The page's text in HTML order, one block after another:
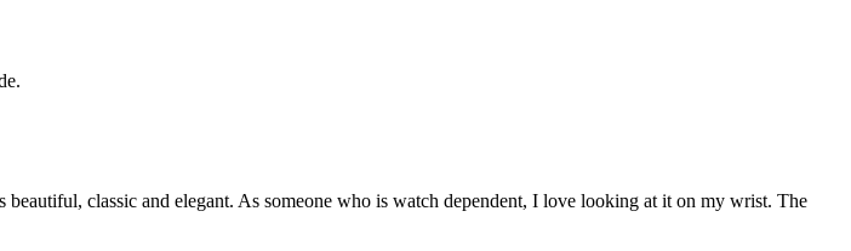
classic and elegant. As someone who is watch dependent, I love looking at it on my wrist. The